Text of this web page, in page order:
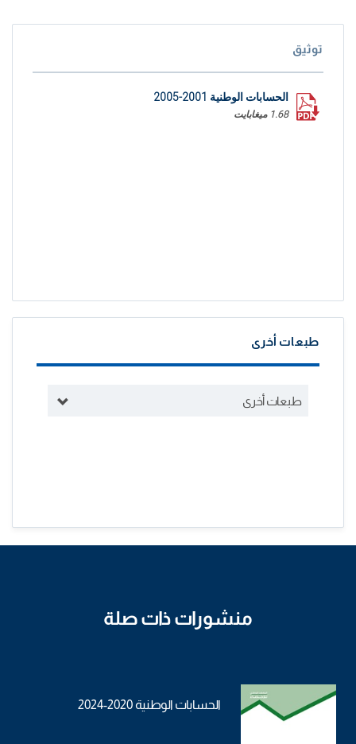
توثيق
الحسابات الوطنية 2001-2005
1.68 ميغابايت
طبعات أخرى
طبعات أخرى
منشورات ذات صلة
الحسابات الوطنية 2020-2024